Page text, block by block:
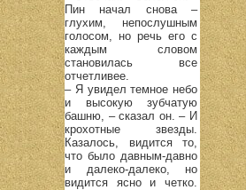
Пин начал снова –
глухим, непослушным
голосом, но речь его с
каждым словом
становилась все
отчетливее.
– Я увидел темное небо
и высокую зубчатую
башню, – сказал он. – И
крохотные звезды.
Казалось, видится то,
что было давным-давно
и далеко-далеко, но
видится ясно и четко.